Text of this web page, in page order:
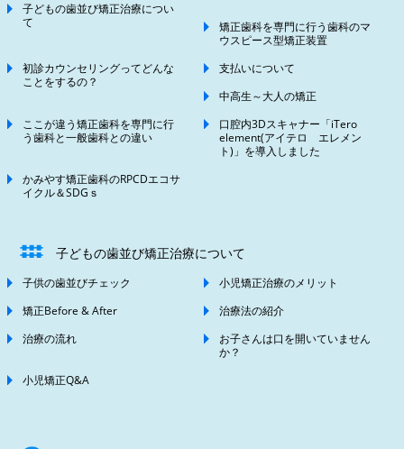
子どもの歯並び矯正治療につい
て
矯正歯科を専門に行う歯科のマ
ウスピース型矯正装置
初診カウンセリングってどんな
ことをするの？
支払いについて
中高生～大人の矯正
ここが違う矯正歯科を専門に行
う歯科と一般歯科との違い
口腔内3Dスキャナー「iTero
element(アイテロ エレメン
ト)」を導入しました
かみやす矯正歯科のRPCDエコサ
イクル＆SDGｓ
子どもの歯並び矯正治療について
子供の歯並びチェック
小児矯正治療のメリット
矯正Before & After
治療法の紹介
治療の流れ
お子さんは口を開いていません
か？
小児矯正Q&A